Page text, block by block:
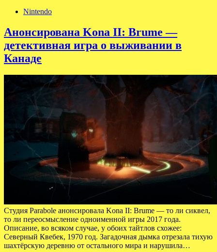
Nintendo
Анонсирована Kona II: Brume —
детективная игра о выживании в
Канаде
Студия Parabole анонсировала Kona II: Brume — то ли сиквел,
то ли переосмысление одноименной игры 2017 года.
Описание, во всяком случае, у обоих тайтлов схожее:
Северный Квебек, 1970 год. Загадочная дымка отрезала тихую
шахтёрскую деревню от остального мира и нарушила…